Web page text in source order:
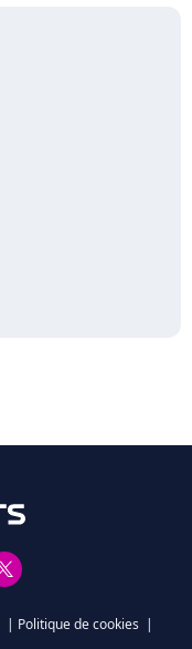
| Politique de cookies |